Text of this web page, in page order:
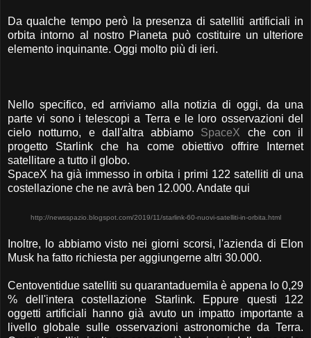
Da qualche tempo però la presenza di satelliti artificiali in
orbita intorno al nostro Pianeta può costituire un ulteriore
elemento inquinante. Oggi molto più di ieri.
Nello specifico, ed arriviamo alla notizia di oggi, da una
parte vi sono i telescopi a Terra e le loro osservazioni del
cielo notturno, e dall'altra abbiamo SpaceX che con il
progetto Starlink che ha come obiettivo offrire Internet
satellitare a tutto il globo.
SpaceX ha già immesso in orbita i primi 122 satelliti di una
costellazione che ne avrà ben 12.000. Andate qui
http://newsspazio.blogspot.com/2019/11/starlink-60-nuovi-satelliti-in-orbita.html
Inoltre, lo abbiamo visto nei giorni scorsi, l'azienda di Elon
Musk ha fatto richiesta per aggiungerne altri 30.000.
Centoventidue satelliti su quarantaduemila è appena lo 0,29
% dell'intera costellazione Starlink. Eppure questi 122
oggetti artificiali hanno già avuto un impatto importante a
livello globale sulle osservazioni astronomiche da Terra.